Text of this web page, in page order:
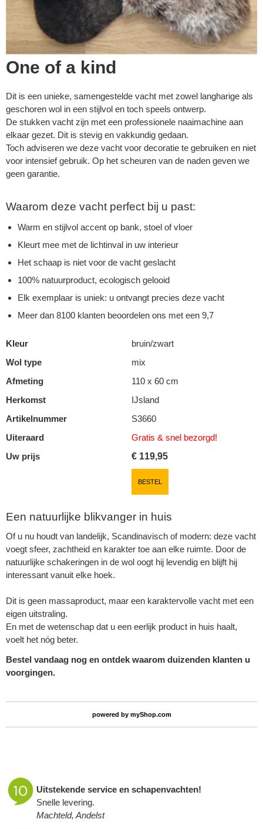
One of a kind
Dit is een unieke, samengestelde vacht met zowel langharige als
geschoren wol in een stijlvol en toch speels ontwerp.
De stukken vacht zijn met een professionele naaimachine aan
elkaar gezet. Dit is stevig en vakkundig gedaan.
Toch adviseren we deze vacht voor decoratie te gebruiken en niet
voor intensief gebruik. Op het scheuren van de naden geven we
geen garantie.
Waarom deze vacht perfect bij u past:
Warm en stijlvol accent op bank, stoel of vloer
Kleurt mee met de lichtinval in uw interieur
Het schaap is niet voor de vacht geslacht
100% natuurproduct, ecologisch gelooid
Elk exemplaar is uniek: u ontvangt precies deze vacht
Meer dan 8100 klanten beoordelen ons met een 9,7
Kleur
bruin/zwart
Wol type
mix
Afmeting
110 x 60 cm
Herkomst
IJsland
Artikelnummer
S3660
Uiteraard
Gratis & snel bezorgd!
Uw prijs
€ 119,95
BESTEL
Een natuurlijke blikvanger in huis
Of u nu houdt van landelijk, Scandinavisch of modern: deze vacht
voegt sfeer, zachtheid en karakter toe aan elke ruimte. Door de
natuurlijke schakeringen in de wol oogt hij levendig en blijft hij
interessant vanuit elke hoek.
Dit is geen massaproduct, maar een karaktervolle vacht met een
eigen uitstraling.
En met de wetenschap dat u een eerlijk product in huis haalt,
voelt het nóg beter.
Bestel vandaag nog en ontdek waarom duizenden klanten u
voorgingen.
powered by myShop.com
Uitstekende service en schapenvachten!
Snelle levering.
Machteld, Andelst